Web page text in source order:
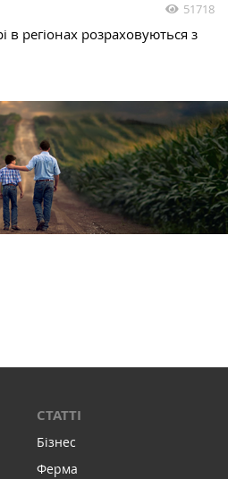
51718
в регіонах розраховуються з
СТАТТІ
Бізнес
Ферма